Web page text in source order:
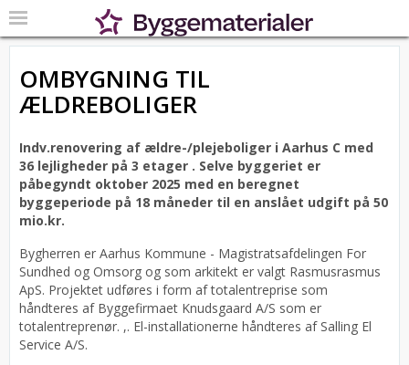
OMBYGNING TIL
ÆLDREBOLIGER
Indv.renovering af ældre-/plejeboliger i Aarhus C med
36 lejligheder på 3 etager . Selve byggeriet er
påbegyndt oktober 2025 med en beregnet
byggeperiode på 18 måneder til en anslået udgift på 50
mio.kr.
Bygherren er Aarhus Kommune - Magistratsafdelingen For
Sundhed og Omsorg og som arkitekt er valgt Rasmusrasmus
ApS. Projektet udføres i form af totalentreprise som
håndteres af Byggefirmaet Knudsgaard A/S som er
totalentreprenør. ,. El-installationerne håndteres af Salling El
Service A/S.